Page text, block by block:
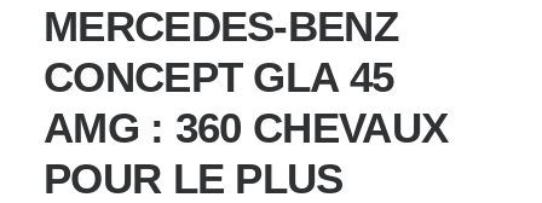
MERCEDES-BENZ
CONCEPT GLA 45
AMG : 360 CHEVAUX
POUR LE PLUS